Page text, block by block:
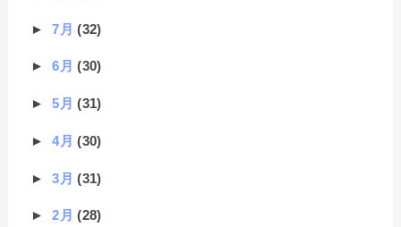
►7月(32)
►6月(30)
►5月(31)
►4月(30)
►3月(31)
►2月(28)